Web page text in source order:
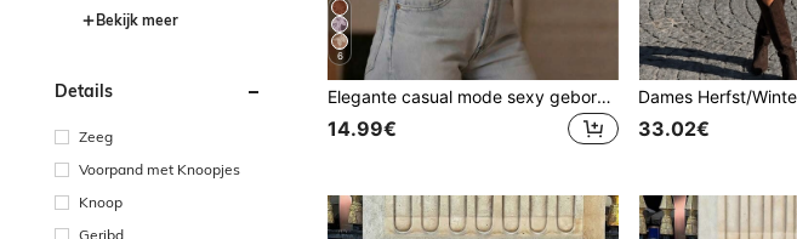
Bekijk meer
Details
Zeeg
Voorpand met Knoopjes
Knoop
Geribd
6
Elegante casual mode sexy geborduurde mouwloze diepe V-hals tanktop voor dames - geborduurde meshstof, knoopsluiting aan de voorkant, niet-rekbare zwarte zomer
14.99€ 33.02€